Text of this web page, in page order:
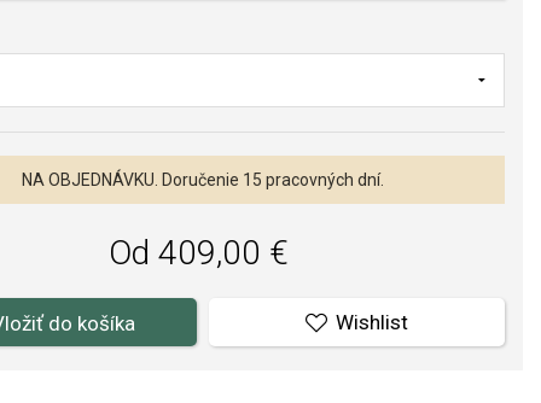
prevodom. Obrúčka bude záväzne objednaná a zadaná do
úhrady na náš účet.
NA OBJEDNÁVKU. Doručenie 15 pracovných dní.
Od 409,00 €
do košíka Wishlist